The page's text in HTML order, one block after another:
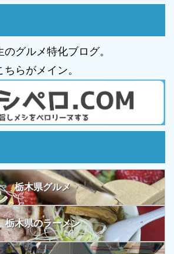
グルメ特化ブログ。
らがメイン。
栃木県グルメ
栃木県のラーメン